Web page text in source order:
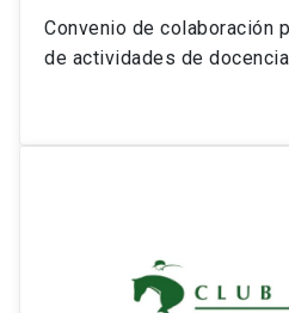
Convenio de colaboración
de actividades de